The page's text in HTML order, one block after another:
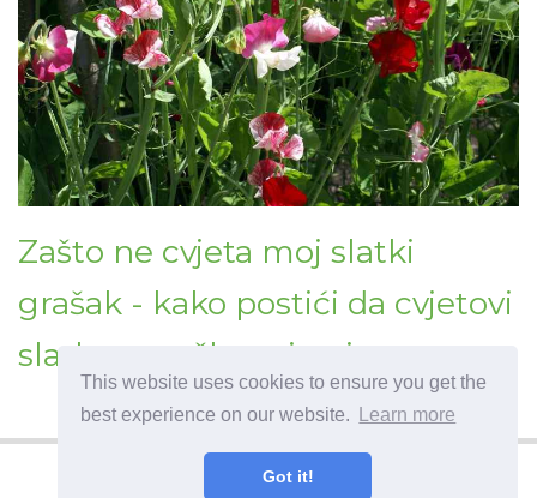
This website uses cookies to ensure you get the
best experience on our website.
Learn more
Got it!
Zašto ne cvjeta moj slatki
grašak - kako postići da cvjetovi
slatkog graška cvjetaju